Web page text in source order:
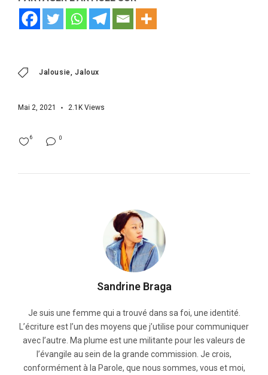
Jalousie Jaloux
Mai 2, 2021 2.1K Views
0
6
Sandrine Braga
Je suis une femme qui a trouvé dans sa foi, une identité.
L’écriture est l’un des moyens que j’utilise pour communiquer
avec l’autre. Ma plume est une militante pour les valeurs de
l’évangile au sein de la grande commission. Je crois,
conformément à la Parole, que nous sommes, vous et moi,